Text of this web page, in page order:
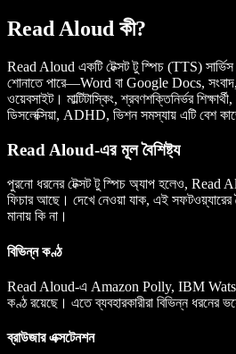
Read Aloud কী?
Read Aloud একটি টেক্সট টু স্পিচ (TTS)
শোনাতে পারে—Word বা Google Docs, সংবাদ,
ওয়েবসাইট। মাল্টিটাস্কিং, শ্রবণশক্তিনির্ভর
ডিসলেক্সিয়া, ADHD, ভিশন সমস্যায় এটি বেশ
Read Aloud-এর মূল বৈশিষ্ট্য
পুরনো ধরনের টেক্সট টু স্পিচ অ্যাপ হলেও, Read
ফিচার আছে। দেখে নেওয়া যাক, এই সফটওয়্যারের
মানায় কি না।
বিভিন্ন কণ্ঠ
Read Aloud-এ Amazon Polly, IBM
কণ্ঠ রয়েছে। এতে ব্যবহারকারীরা বিভিন্ন ধরনের
ব্রাউজার এক্সটেনশন